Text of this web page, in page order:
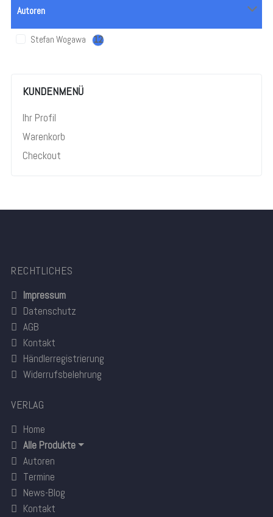
Autoren
Stefan Wogawa 12
KUNDENMENÜ
Ihr Profil
Warenkorb
Checkout
RECHTLICHES
Impressum
Datenschutz
AGB
Kontakt
Händlerregistrierung
Widerrufsbelehrung
VERLAG
Home
Alle Produkte
Autoren
Termine
News-Blog
Kontakt